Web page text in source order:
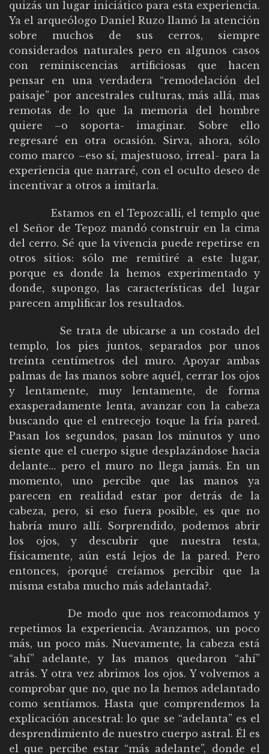
quizás un lugar iniciático para esta experiencia.
Ya el arqueólogo Daniel Ruzo llamó la atención
sobre muchos de sus cerros, siempre
considerados naturales pero en algunos casos
con reminiscencias artificiosas que hacen
pensar en una verdadera “remodelación del
paisaje” por ancestrales culturas, más allá, mas
remotas de lo que la memoria del hombre
quiere –o soporta- imaginar. Sobre ello
regresaré en otra ocasión. Sirva, ahora, sólo
como marco –eso sí, majestuoso, irreal- para la
experiencia que narraré, con el oculto deseo de
incentivar a otros a imitarla.
Estamos en el Tepozcalli, el templo que
el Señor de Tepoz mandó construir en la cima
del cerro. Sé que la vivencia puede repetirse en
otros sitios: sólo me remitiré a este lugar,
porque es donde la hemos experimentado y
donde, supongo, las características del lugar
parecen amplificar los resultados.
Se trata de ubicarse a un costado del
templo, los pies juntos, separados por unos
treinta centímetros del muro. Apoyar ambas
palmas de las manos sobre aquél, cerrar los ojos
y lentamente, muy lentamente, de forma
exasperadamente lenta, avanzar con la cabeza
buscando que el entrecejo toque la fría pared.
Pasan los segundos, pasan los minutos y uno
siente que el cuerpo sigue desplazándose hacia
delante… pero el muro no llega jamás. En un
momento, uno percibe que las manos ya
parecen en realidad estar por detrás de la
cabeza, pero, si eso fuera posible, es que no
habría muro allí. Sorprendido, podemos abrir
los ojos, y descubrir que nuestra testa,
físicamente, aún está lejos de la pared. Pero
entonces, ¿porqué creíamos percibir que la
misma estaba mucho más adelantada?.
De modo que nos reacomodamos y
repetimos la experiencia. Avanzamos, un poco
más, un poco más. Nuevamente, la cabeza está
“ahí” adelante, y las manos quedaron “ahí”
atrás. Y otra vez abrimos los ojos. Y volvemos a
comprobar que no, que no la hemos adelantado
como sentíamos. Hasta que comprendemos la
explicación ancestral: lo que se “adelanta” es el
desprendimiento de nuestro cuerpo astral. Él es
el que percibe estar “más adelante”, donde el